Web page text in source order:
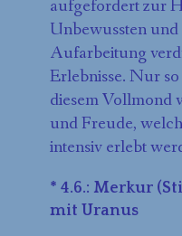
aufgefordert zur
Unbewussten
Aufarbeitung
Erlebnisse. Nur
diesem Vollmond
und Freude,
intensiv erlebt
* 4.6.: Merkur
mit Uranus